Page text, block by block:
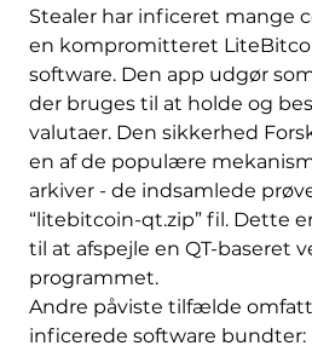
Stealer har inficeret mange
en kompromitteret
software. Den app udgør
der bruges til at holde og
valutaer. Den sikkerhed
en af ​​de populære
arkiver - de indsamlede
“litebitcoin-qt.zip” fil. Dette
til at afspejle en QT-baseret
programmet.
Andre påviste tilfælde
inficerede software bundter: